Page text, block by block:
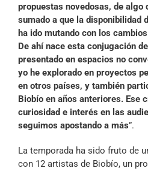
propuestas novedosas, de algo
sumado a que la disponibilidad
ha ido mutando con los
De ahí nace esta conjugación
presentado en espacios no
yo he explorado en proyectos
en otros países, y también
Biobío en años anteriores. Ese
curiosidad e interés en las
seguimos apostando a más”.
La temporada ha sido fruto de
con 12 artistas de Biobío, un